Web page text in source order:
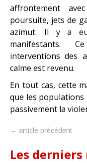
affrontement
poursuite, jets de
azimut. Il y a eu
manifestants.
interventions des
calme est revenu.
En tout cas, cette
que les populations
passivement la
← article précédent
Les derniers